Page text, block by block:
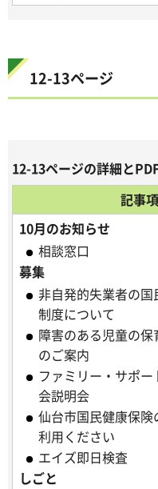
12-13ページ
12-13ページの詳細と
記事
10月のお知らせ
相談窓口
募集
非自発的失業者の
制度について
障害のある児童の
のご案内
ファミリー・サポ
会説明会
仙台市国民健康保
利用ください
エイズ即日検査
しごと